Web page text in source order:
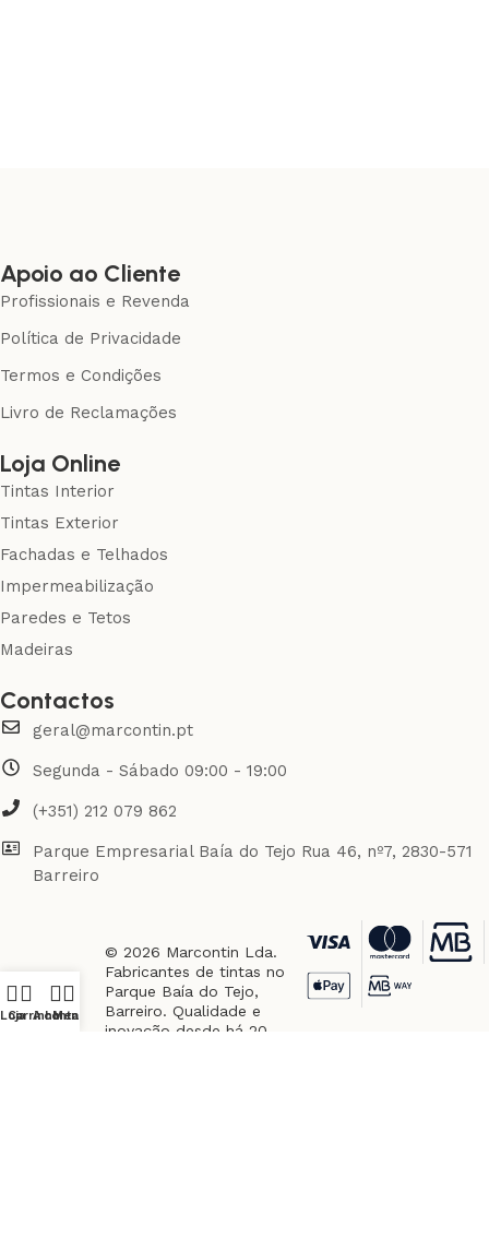
© 2026 Marcontin Lda.
Fabricantes de tintas no
Parque Baía do Tejo,
Barreiro. Qualidade e
inovação desde há 20
Apoio ao Cliente
Profissionais e Revenda
Política de Privacidade
Termos e Condições
Livro de Reclamações
Loja Online
Tintas Interior
Tintas Exterior
Fachadas e Telhados
Impermeabilização
Paredes e Tetos
Madeiras
Contactos
geral@marcontin.pt
Segunda - Sábado 09:00 - 19:00
(+351) 212 079 862
Parque Empresarial Baía do Tejo Rua 46, nº7, 2830-571
Barreiro
Loja
Carrinho
A conta
Menu